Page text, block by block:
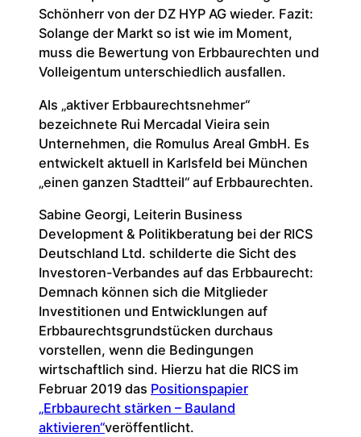
Schönherr von der DZ HYP AG wieder. Fazit:
Solange der Markt so ist wie im Moment,
muss die Bewertung von Erbbaurechten und
Volleigentum unterschiedlich ausfallen.
Als „aktiver Erbbaurechtsnehmer“
bezeichnete Rui Mercadal Vieira sein
Unternehmen, die Romulus Areal GmbH. Es
entwickelt aktuell in Karlsfeld bei München
„einen ganzen Stadtteil“ auf Erbbaurechten.
Sabine Georgi, Leiterin Business
Development & Politikberatung bei der RICS
Deutschland Ltd. schilderte die Sicht des
Investoren-Verbandes auf das Erbbaurecht:
Demnach können sich die Mitglieder
Investitionen und Entwicklungen auf
Erbbaurechtsgrundstücken durchaus
vorstellen, wenn die Bedingungen
wirtschaftlich sind. Hierzu hat die RICS im
Februar 2019 das Positionspapier
„Erbbaurecht stärken – Bauland
aktivieren“veröffentlicht.